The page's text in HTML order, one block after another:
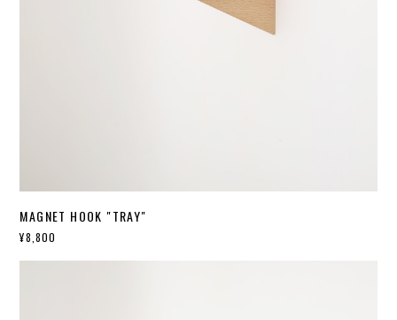
MAGNET HOOK "TRAY"
¥8,800